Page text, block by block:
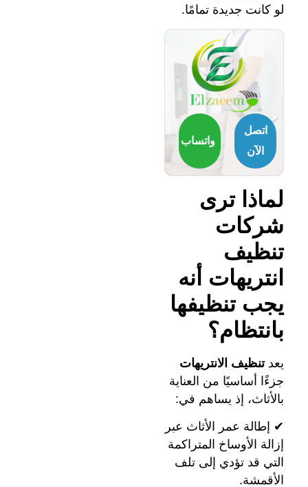
لو كانت جديدة تمامًا.
اتصل
الآن
واتساب
لماذا ترى
شركات
تنظيف
انتريهات أنه
يجب تنظيفها
بانتظام؟
يعدتنظيف الانتريهات
جزءًا أساسيًا من العناية
بالأثاث، إذ يساهم في:
✔ إطالة عمر الأثاث عبر
إزالة الأوساخ المتراكمة
التي قد تؤدي إلى تلف
الأقمشة.